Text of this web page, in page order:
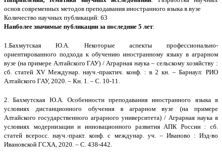
основ современных методов преподавания иностранного языка в вузе
Количество научных публикаций: 63
Наиболее значимые публикации за последние 5 лет:
1.Бахмутская Ю.А. Некоторые аспекты профессионально-
ориентированного подхода к обучению иностранному языку в аграрном
вузе (на примере Алтайского ГАУ) / Аграрная наука – сельскому хозяйству :
сб. статей XV Междунар. науч.-практич. конф. : в 2 кн. – Барнаул: РИО
Алтайского ГАУ, 2020. – Кн. 1. – С. 10-11.
2. Бахмутская Ю.А. Особенности преподавания иностранного языка в
условиях дистанционного обучения в аграрном вузе (на примере
Алтайского государственного аграрного университета) / Аграрная наука в
условиях модернизации и инновационного развития АПК России : сб.
статей всеросс. науч.-практ. конф. с междунар. уч. – Иваново : Изд-во
Ивановской ГСХА, 2020. – С. 438-442.